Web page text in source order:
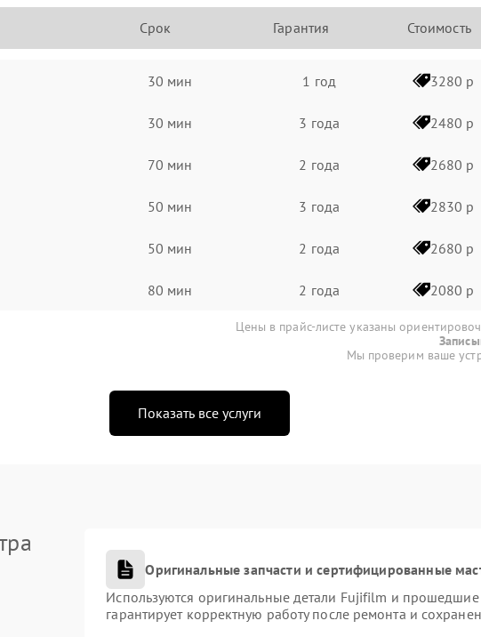
Срок Гарантия Стоимость
30 мин 1 год 3280 р
30 мин 3 года 2480 р
70 мин 2 года 2680 р
50 мин 3 года 2830 р
50 мин 2 года 2680 р
80 мин 2 года 2080 р
Цены в прайс-листе указаны
Мы проверим ваше
Показать все услуги
Оригинальные запчасти и сертифицированные
Используются оригинальные детали Fujifilm и
гарантирует корректную работу после ремонта и